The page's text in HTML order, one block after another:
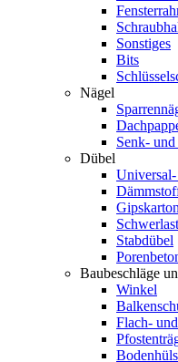
Sonstiges
Bits
Nägel
Senk-
Dübel
Stabdübel
Baubeschläge
Winkel
Flach-